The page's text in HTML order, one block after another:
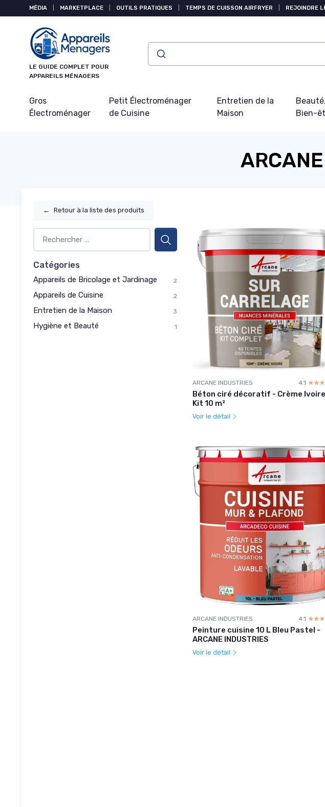
MÉDIA MARKETPLACE OUTILS PRATIQUES TEMPS DE CUISSON AIRFRYER REJOINDRE
LE GUIDE COMPLET POUR
APPAREILS MÉNAGERS
Gros
Électroménager
Petit Électroménager
de Cuisine
Entretien de la
Maison
Bien-
← Retour à la liste des produits
Catégories
Appareils de Bricolage et Jardinage 2
Appareils de Cuisine 2
Entretien de la Maison 3
Hygiène et Beauté 1
ARCANE INDUSTRIES 4.1
Béton ciré décoratif - Crème
Kit 10 m²
Voir le détail
ARCANE INDUSTRIES 4.1
Peinture cuisine 10 L Bleu Pastel -
ARCANE INDUSTRIES
Voir le détail
Panneau de gestion des cookies